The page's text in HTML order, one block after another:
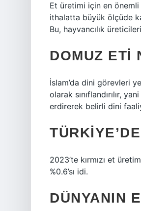
Et üretimi için en önemli
ithalatta büyük ölçüde
Bu, hayvancılık
DOMUZ ETI
İslam’da dini görevleri
olarak sınıflandırılır,
erdirerek belirli dini
2023’te kırmızı et
%0.6’sı idi.
DÜNYANIN